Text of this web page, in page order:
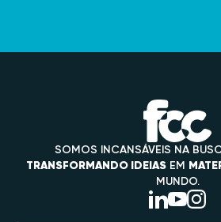
SOMOS INCANSÁVEIS NA
TRANSFORMANDO IDEIAS EM
MUNDO.